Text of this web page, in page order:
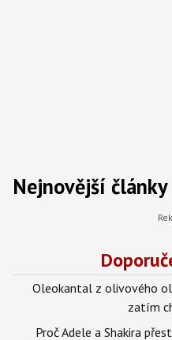
Nejnovější články
Oleokantal z olivového
zatím
Proč Adele a Shakira